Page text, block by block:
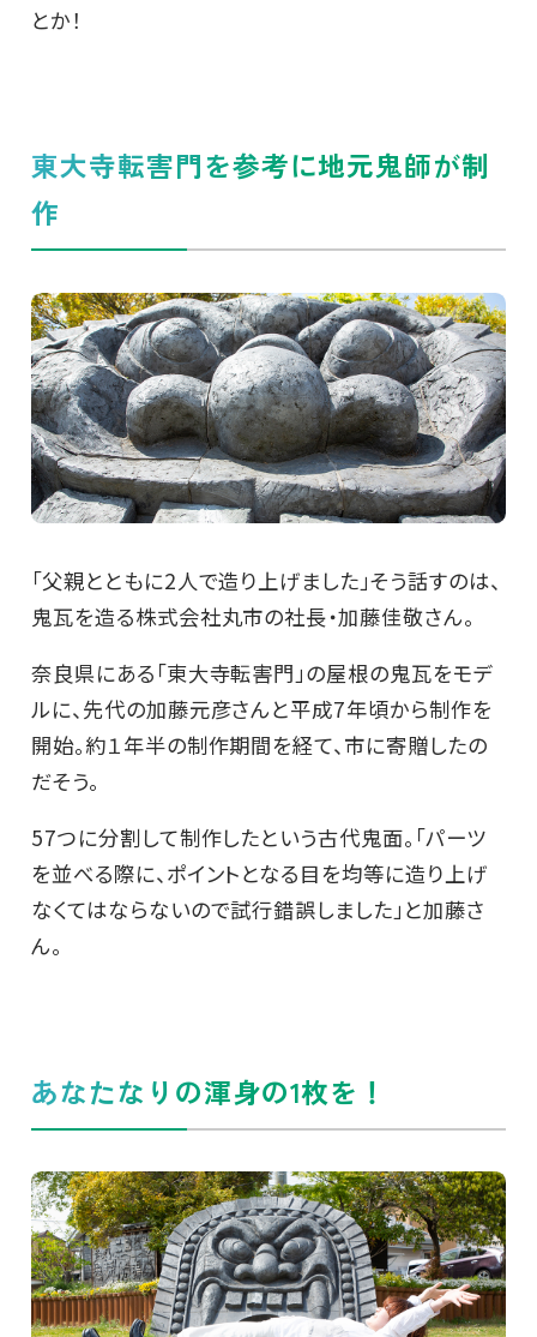
とか！
東大寺転害門を参考に地元鬼師が制
作
「父親とともに2人で造り上げました」そう話すのは、
鬼瓦を造る株式会社丸市の社長・加藤佳敬さん。
奈良県にある「東大寺転害門」の屋根の鬼瓦をモデ
ルに、先代の加藤元彦さんと平成7年頃から制作を
開始。約１年半の制作期間を経て、市に寄贈したの
だそう。
57つに分割して制作したという古代鬼面。「パーツ
を並べる際に、ポイントとなる目を均等に造り上げ
なくてはならないので試行錯誤しました」と加藤さ
ん。
あなたなりの渾身の1枚を！